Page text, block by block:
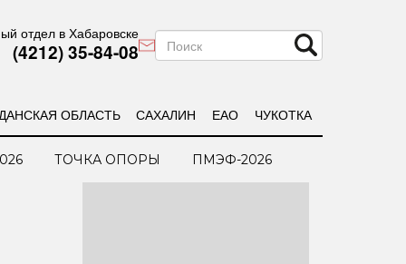
отдел в Хабаровске
(4212) 35-84-08
ОБЛАСТЬ САХАЛИН ЕАО ЧУКОТКА
ТОЧКА ОПОРЫ ПМЭФ-2026